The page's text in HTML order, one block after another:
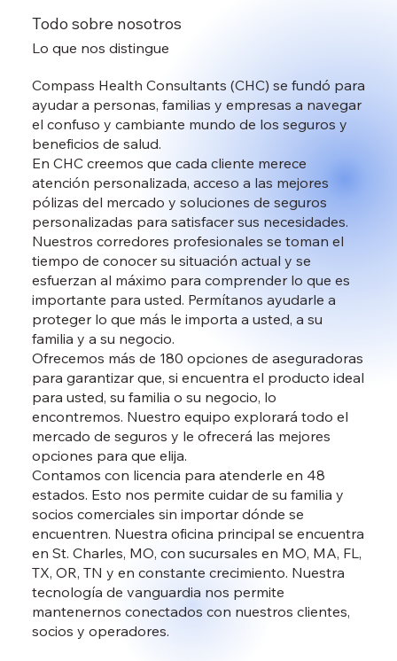
Lo que nos distingue
Todo sobre nosotros
Compass Health Consultants (CHC) se fundó para
ayudar a personas, familias y empresas a navegar
el confuso y cambiante mundo de los seguros y
beneficios de salud.
En CHC creemos que cada cliente merece
atención personalizada, acceso a las mejores
pólizas del mercado y soluciones de seguros
personalizadas para satisfacer sus necesidades.
Nuestros corredores profesionales se toman el
tiempo de conocer su situación actual y se
esfuerzan al máximo para comprender lo que es
importante para usted. Permítanos ayudarle a
proteger lo que más le importa a usted, a su
familia y a su negocio.
Ofrecemos más de 180 opciones de aseguradoras
para garantizar que, si encuentra el producto ideal
para usted, su familia o su negocio, lo
encontremos. Nuestro equipo explorará todo el
mercado de seguros y le ofrecerá las mejores
opciones para que elija.
Contamos con licencia para atenderle en 48
estados. Esto nos permite cuidar de su familia y
socios comerciales sin importar dónde se
encuentren. Nuestra oficina principal se encuentra
en St. Charles, MO, con sucursales en MO, MA, FL,
TX, OR, TN y en constante crecimiento. Nuestra
tecnología de vanguardia nos permite
mantenernos conectados con nuestros clientes,
socios y operadores.